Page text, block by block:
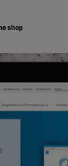
shop